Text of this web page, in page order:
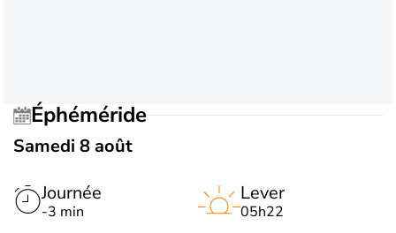
Éphéméride
Samedi 8 août
Journée
-3 min
Lever
05h22